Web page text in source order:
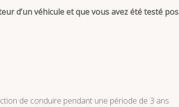
d’un véhicule et que vous avez été testé
de conduire pendant une période de 3 ans